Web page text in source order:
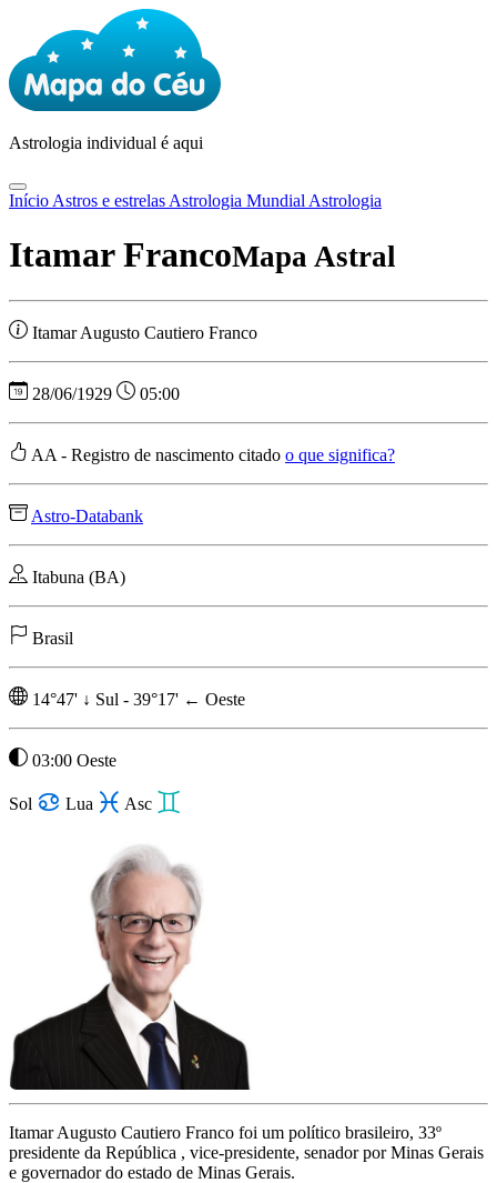
Astrologia individual é aqui
Início Astros e estrelas Astrologia Mundial Astrologia
Itamar FrancoMapa Astral
Itamar Augusto Cautiero Franco
28/06/1929 05:00
AA - Registro de nascimento citado o que significa?
Astro-Databank
Itabuna (BA)
Brasil
14°47' ↓ Sul - 39°17' ← Oeste
03:00 Oeste
Sol Lua Asc
Itamar Augusto Cautiero Franco foi um político brasileiro, 33º
presidente da República , vice-presidente, senador por Minas Gerais
e governador do estado de Minas Gerais.